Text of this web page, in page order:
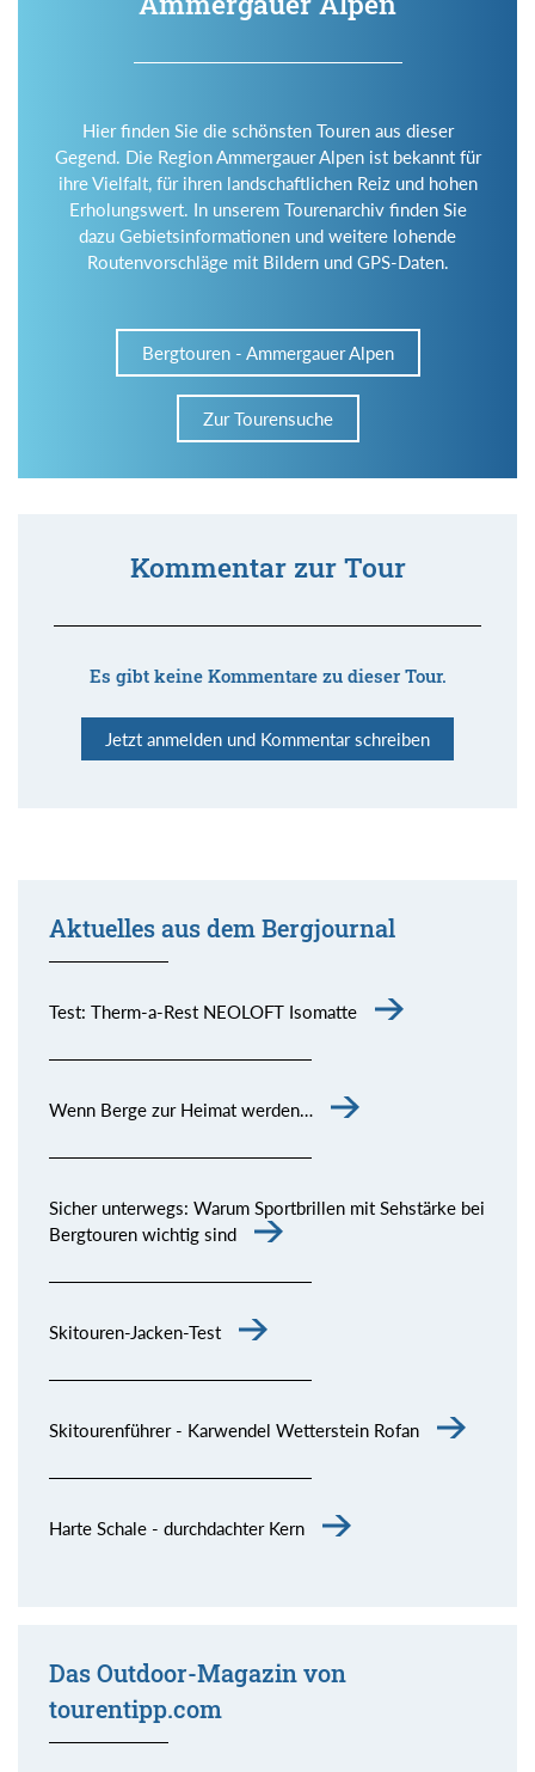
Hier finden Sie die schönsten Touren aus dieser
Gegend. Die Region Ammergauer Alpen ist bekannt für
ihre Vielfalt, für ihren landschaftlichen Reiz und hohen
Erholungswert. In unserem Tourenarchiv finden Sie
dazu Gebietsinformationen und weitere lohende
Routenvorschläge mit Bildern und GPS-Daten.
Bergtouren - Ammergauer Alpen
Zur Tourensuche
Kommentar zur Tour
Es gibt keine Kommentare zu dieser Tour.
Jetzt anmelden und Kommentar schreiben
Aktuelles aus dem Bergjournal
Test: Therm-a-Rest NEOLOFT Isomatte
Wenn Berge zur Heimat werden…
Sicher unterwegs: Warum Sportbrillen mit Sehstärke bei
Bergtouren wichtig sind
Skitouren-Jacken-Test
Skitourenführer - Karwendel Wetterstein Rofan
Harte Schale - durchdachter Kern
Das Outdoor-Magazin von
tourentipp.com